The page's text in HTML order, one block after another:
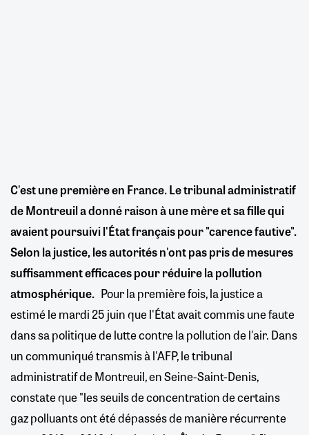
C'est une première en France. Le tribunal administratif
de Montreuil a donné raison à une mère et sa fille qui
avaient poursuivi l'État français pour "carence fautive".
Selon la justice, les autorités n'ont pas pris de mesures
suffisamment efficaces pour réduire la pollution
atmosphérique. Pour la première fois, la justice a
estimé le mardi 25 juin que l'État avait commis une faute
dans sa politique de lutte contre la pollution de l'air. Dans
un communiqué transmis à l'AFP, le tribunal
administratif de Montreuil, en Seine-Saint-Denis,
constate que "les seuils de concentration de certains
gaz polluants ont été dépassés de manière récurrente